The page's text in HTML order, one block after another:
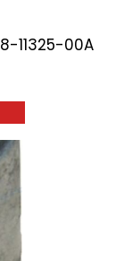
11325-00A